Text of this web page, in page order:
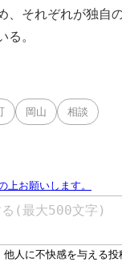
、それぞれが独自
。
岡山 相談